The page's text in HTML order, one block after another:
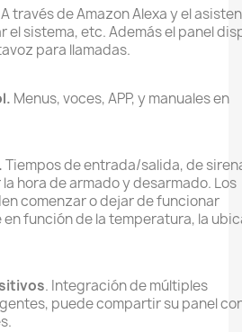
A través de Amazon Alexa y el
el sistema, etc. Además el panel
para llamadas.
Menus, voces, APP, y manuales en
Tiempos de entrada/salida, de
hora de armado y desarmado. Los
comenzar o dejar de funcionar
función de la temperatura, la
. Integración de múltiples
puede compartir su panel